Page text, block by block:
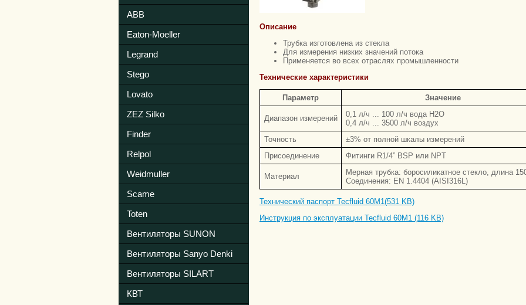
ABB
Eaton-Moeller
Legrand
Stego
Lovato
ZEZ Silko
Finder
Relpol
Weidmuller
Scame
Toten
Вентиляторы SUNON
Вентиляторы Sanyo Denki
Вентиляторы SILART
КВТ
Описание
Трубка изготовлена из стекла
Для измерения низких значений потока
Применяется во всех отраслях промышленности
Технические характеристики
Параметр Значение
Диапазон измерений
0,1 л/ч ... 100 л/ч вода H2O
0,4 л/ч ... 3500 л/ч воздух
Точность
±3% от полной шкалы измерений
Присоединение
Фитинги R1/4” BSP или NPT
Материал
Мерная трубка: боросиликатное стекло, длина
Соединения: EN 1.4404 (AISI316L)
Технический паспорт Tecfluid 60M1(531 KB)
Инструкция по эксплуатации Tecfluid 60M1 (116 KB)